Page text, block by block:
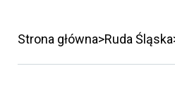
Strona główna Ruda Śląska